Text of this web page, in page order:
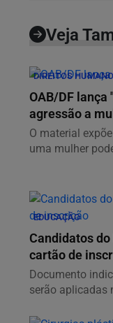
Veja
DIREITOS
OAB/DF
agressão a
O material
uma mulher
EDUCAÇÃO
Candidatos
cartão de
Documento
serão aplicadas